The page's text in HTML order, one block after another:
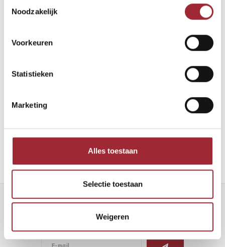
Noodzakelijk
Voorkeuren
Statistieken
Marketing
Alles toestaan
Selectie toestaan
Weigeren
Lees meer
Nieuwsbrief
Ontvang de laatste updates, nieuws en aanbiedingen via email